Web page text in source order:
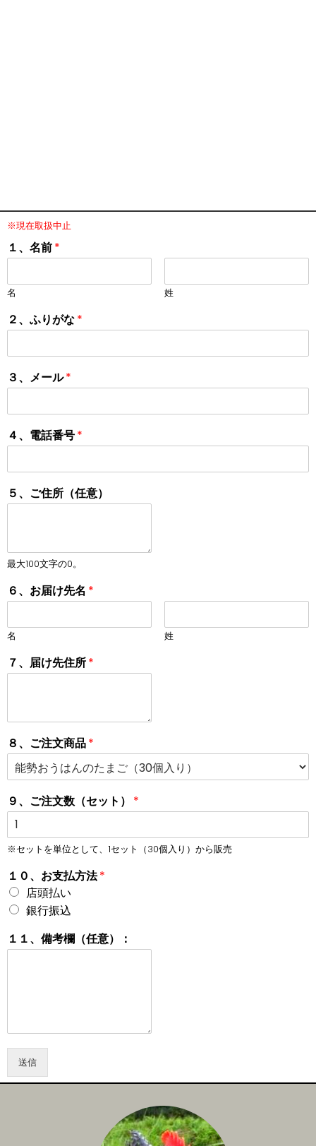
※現在取扱中止
１、名前*
名 姓
２、ふりがな*
３、メール*
４、電話番号*
５、ご住所（任意）
最大100文字の0。
６、お届け先名 *
名 姓
７、届け先住所*
８、ご注文商品*
９、ご注文数（セット） *
※セットを単位として、1セット（30個入り）から販売
１０、お支払方法*
店頭払い
銀行振込
１１、備考欄（任意）：
送信